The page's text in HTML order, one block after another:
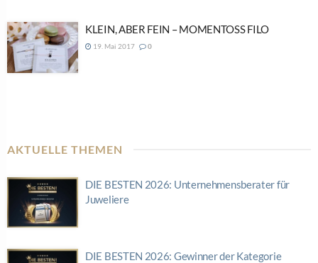
KLEIN, ABER FEIN – MOMENTOSS FILO
19. Mai 2017 0
AKTUELLE THEMEN
DIE BESTEN 2026: Unternehmensberater für
Juweliere
DIE BESTEN 2026: Gewinner der Kategorie